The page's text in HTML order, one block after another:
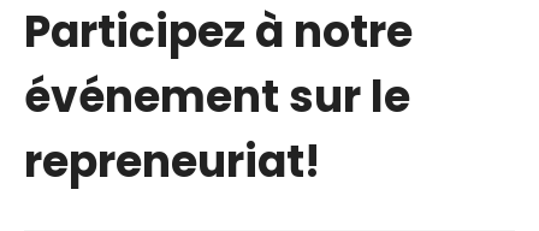
Participez à notre
événement sur le
repreneuriat!